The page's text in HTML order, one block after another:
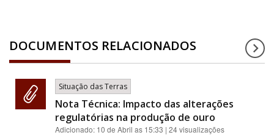
DOCUMENTOS RELACIONADOS
Situação das Terras
Nota Técnica: Impacto das alterações
regulatórias na produção de ouro
Adicionado: 10 de Abril as 15:33 | 24 visualizações